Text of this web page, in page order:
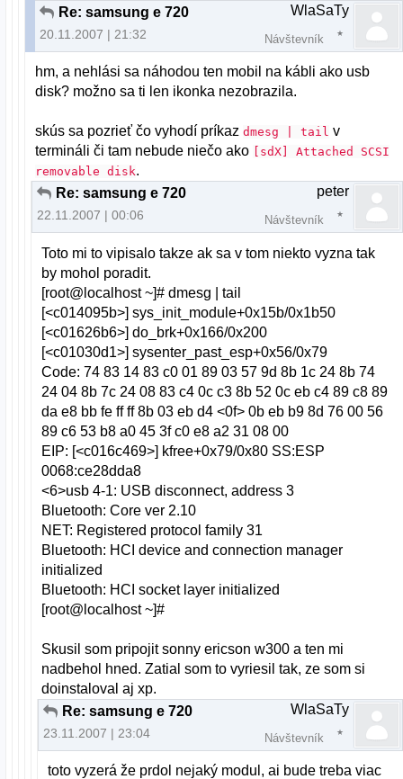
Re: samsung e 720
20.11.2007 | 21:32
WlaSaTy
Návštevník
hm, a nehlási sa náhodou ten mobil na kábli ako usb
disk? možno sa ti len ikonka nezobrazila.
skús sa pozrieť čo vyhodí príkazdmesg | tail v
termináli či tam nebude niečo ako
[sdX] Attached SCSI
removable disk.
Re: samsung e 720
22.11.2007 | 00:06
peter
Návštevník
Toto mi to vipisalo takze ak sa v tom niekto vyzna tak
by mohol poradit.
[root@localhost ~]# dmesg | tail
[<c014095b>] sys_init_module+0x15b/0x1b50
[<c01626b6>] do_brk+0x166/0x200
[<c01030d1>] sysenter_past_esp+0x56/0x79
Code: 74 83 14 83 c0 01 89 03 57 9d 8b 1c 24 8b 74
24 04 8b 7c 24 08 83 c4 0c c3 8b 52 0c eb c4 89 c8 89
da e8 bb fe ff ff 8b 03 eb d4 <0f> 0b eb b9 8d 76 00 56
89 c6 53 b8 a0 45 3f c0 e8 a2 31 08 00
EIP: [<c016c469>] kfree+0x79/0x80 SS:ESP
0068:ce28dda8
<6>usb 4-1: USB disconnect, address 3
Bluetooth: Core ver 2.10
NET: Registered protocol family 31
Bluetooth: HCI device and connection manager
initialized
Bluetooth: HCI socket layer initialized
[root@localhost ~]#
Skusil som pripojit sonny ericson w300 a ten mi
nadbehol hned. Zatial som to vyriesil tak, ze som si
doinstaloval aj xp.
Re: samsung e 720
23.11.2007 | 23:04
WlaSaTy
Návštevník
toto vyzerá že prdol nejaký modul, ai bude treba viac